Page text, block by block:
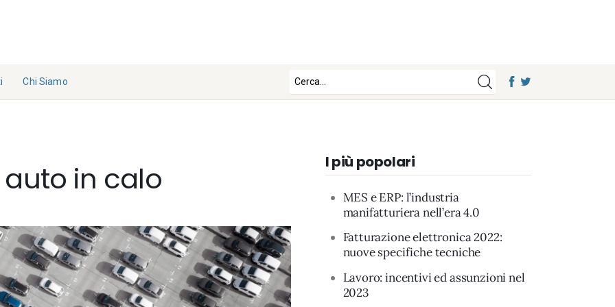
Chi Siamo
Collabo
ra con
Contat
ti
in calo I più popolari
MES e ERP: l’industria
manifatturiera nell’era 4.0
Fatturazione elettronica 2022:
nuove specifiche tecniche
Lavoro: incentivi ed assunzioni nel
2023